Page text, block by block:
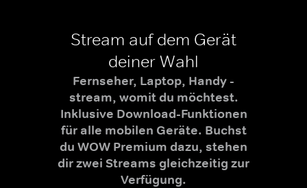
Stream auf dem Gerät
deiner Wahl
Fernseher, Laptop, Handy -
stream, womit du möchtest.
Inklusive Download-Funktionen
für alle mobilen Geräte. Buchst
du WOW Premium dazu, stehen
dir zwei Streams gleichzeitig zur
Verfügung.